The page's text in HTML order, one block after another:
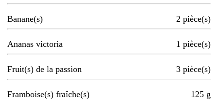
Banane(s) 2 pièce(s)
Ananas victoria 1 pièce(s)
Fruit(s) de la passion 3 pièce(s)
Framboise(s) fraîche(s) 125 g